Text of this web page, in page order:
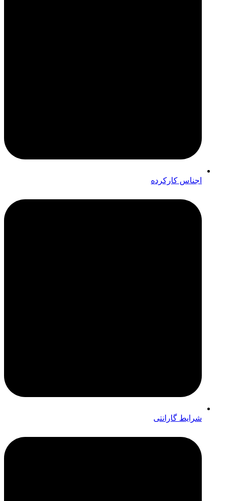
اجناس کارکرده
شرایط گارانتی